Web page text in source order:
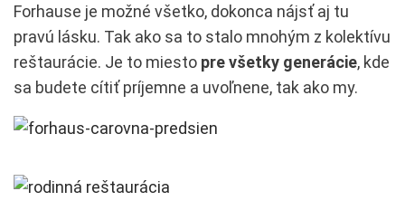
Forhause je možné všetko, dokonca nájsť aj tu
pravú lásku. Tak ako sa to stalo mnohým z kolektívu
reštaurácie. Je to miesto pre všetky generácie, kde
sa budete cítiť príjemne a uvoľnene, tak ako my.